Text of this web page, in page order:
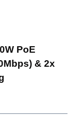
PoE
& 2x